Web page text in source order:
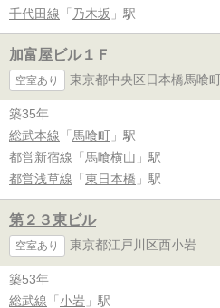
千代田線 「 乃木坂 」駅
加富屋ビル１Ｆ
空室あり 東京都中央区日本橋馬喰
築35年
総武本線 「 馬喰町 」駅
都営新宿線 「 馬喰横山 」駅
都営浅草線 「 東日本橋 」駅
第２３東ビル
空室あり 東京都江戸川区西小岩
築53年
総武線 「 小岩 」駅